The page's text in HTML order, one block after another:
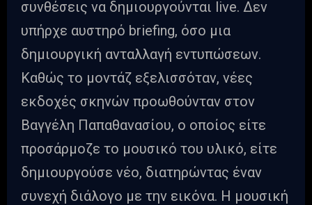
συνθέσεις να δημιουργούνται live. Δεν
υπήρχε αυστηρό briefing, όσο μια
δημιουργική ανταλλαγή εντυπώσεων.
Καθώς το μοντάζ εξελισσόταν, νέες
εκδοχές σκηνών προωθούνταν στον
Βαγγέλη Παπαθανασίου, ο οποίος είτε
προσάρμοζε το μουσικό του υλικό, είτε
δημιουργούσε νέο, διατηρώντας έναν
συνεχή διάλογο με την εικόνα. Η μουσική